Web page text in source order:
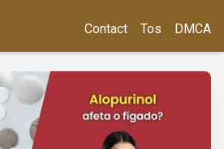
Contact Tos DMCA